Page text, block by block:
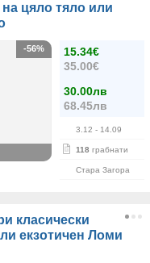
цяло тяло или
15.34€
35.00€
30.00лв
68.45лв
3.12 - 14.09
118 грабнати
Стара Загора
-56%
класически
екзотичен Ломи